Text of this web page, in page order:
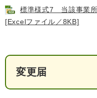
標準様式7 当該事業
[Excelファイル／8KB]
変更届